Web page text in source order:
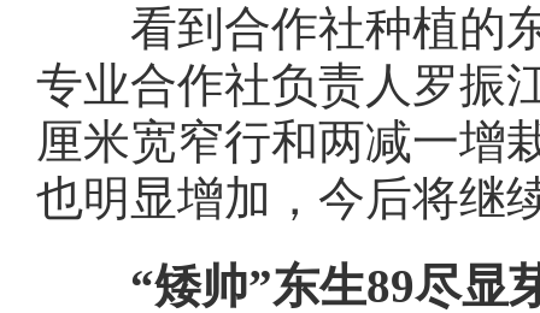
看到合作社种植的东
专业合作社负责人罗振
厘米宽窄行和两减一增
也明显增加，今后将继
“矮帅”东生89尽显